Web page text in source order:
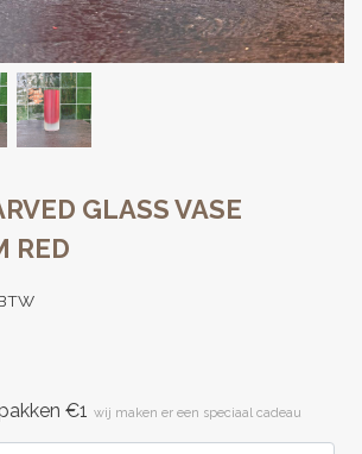
GLASS VASE
RED
€1 wij maken er een speciaal cadeau